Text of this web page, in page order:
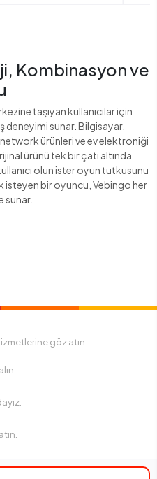
Kombinasyon ve
taşıyan kullanıcılar için
deneyimi sunar. Bilgisayar,
ürünleri ve ev elektroniği
ürünü tek bir çatı altında
olun ister oyun tutkusunu
bir oyuncu, Vebingo her
sunar.
göz atın.